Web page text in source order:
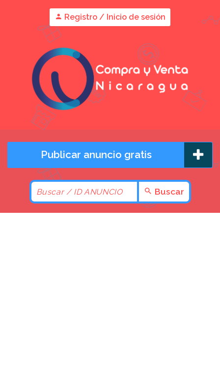
Registro / Inicio de sesión
Publicar anuncio gratis
Buscar